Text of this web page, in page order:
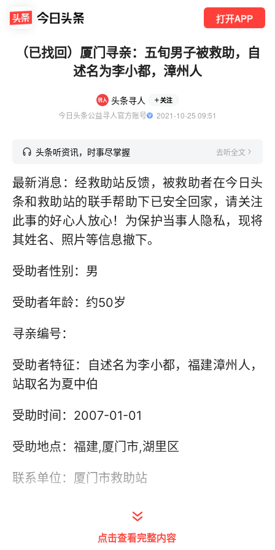
打开APP
（已找回）厦门寻亲：五旬男子被救助，自
述名为李小都，漳州人
头条寻人 关注
今日头条公益寻人官方账号
  2021-10-25 09:51
头条听资讯，时事尽掌握 去听全文
最新消息：经救助站反馈，被救助者在今日头
条和救助站的联手帮助下已安全回家，请关注
此事的好心人放心！为保护当事人隐私，现将
其姓名、照片等信息撤下。
受助者性别：男
受助者年龄：约50岁
寻亲编号：
受助者特征：自述名为李小都，福建漳州人，
站取名为夏中伯
受助时间：2007-01-01
受助地点：福建,厦门市,湖里区
联系单位：厦门市救助站
联系电话：0592-5519059
点击查看完整内容